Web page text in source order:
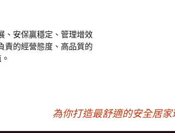
、安保贏穩定、管理增效
責的經營態度、高品質的
為你打造最舒適的安全居